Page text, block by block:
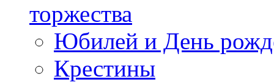
торжества
Юбилей и День
Крестины